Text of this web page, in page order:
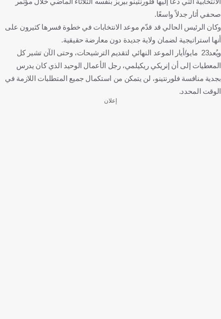
صحفي أثار جدلاً واسعًا.
وكان الرئيس الحالي قد قدّم موعد الانتخابات في خطوة فسرها كثيرون على
أنها استراتيجية لضمان ولاية جديدة دون معارضة حقيقية.
ويُعد23 مايو/أيار الموعد النهائي لتقديم الترشيحات، وحتى الآن تشير كل
المعطيات إلى أن إنريكي ريكيلمي، رجل الأعمال الوحيد الذي كان يدرس
بجدية منافسة فلورنتينو، لن يتمكن من استكمال جميع المتطلبات اللازمة في
الوقت المحدد.
إعلان